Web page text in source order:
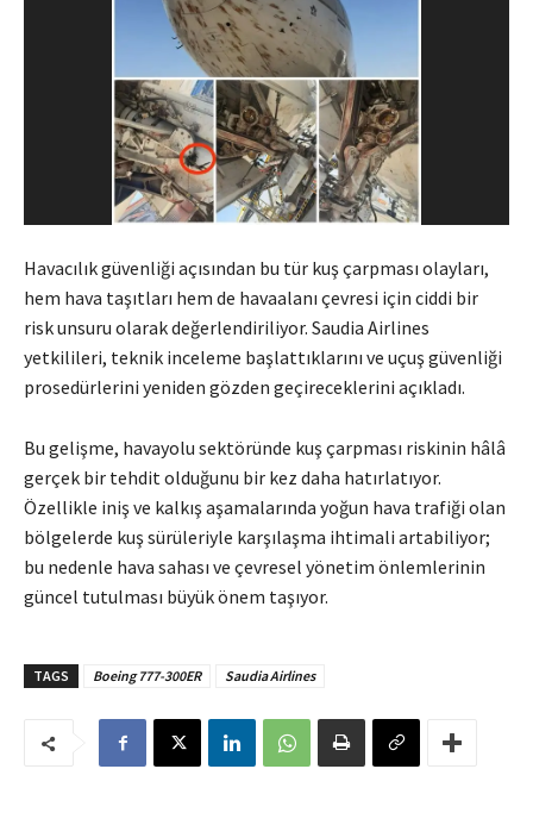
Havacılık güvenliği açısından bu tür kuş çarpması olayları,
hem hava taşıtları hem de havaalanı çevresi için ciddi bir
risk unsuru olarak değerlendiriliyor. Saudia Airlines
yetkilileri, teknik inceleme başlattıklarını ve uçuş güvenliği
prosedürlerini yeniden gözden geçireceklerini açıkladı.
Bu gelişme, havayolu sektöründe kuş çarpması riskinin hâlâ
gerçek bir tehdit olduğunu bir kez daha hatırlatıyor.
Özellikle iniş ve kalkış aşamalarında yoğun hava trafiği olan
bölgelerde kuş sürüleriyle karşılaşma ihtimali artabiliyor;
bu nedenle hava sahası ve çevresel yönetim önlemlerinin
güncel tutulması büyük önem taşıyor.
TAGS Boeing 777-300ER Saudia Airlines